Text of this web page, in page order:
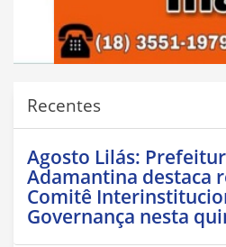
Recentes
Agosto Lilás:
Adamantina destaca
Comitê
Governança nesta